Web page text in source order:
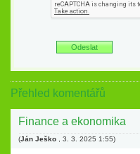
Přehled komentářů
Finance a ekonomika
(Ján Ješko 3. 3. 2025 1:55)